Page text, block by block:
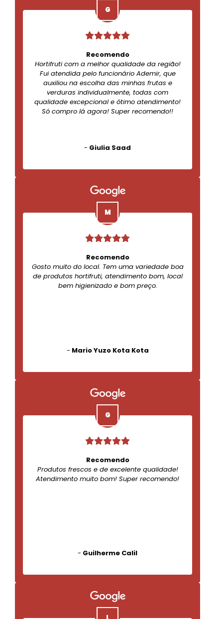
Recomendo
Hortifruti com a melhor qualidade da região!
Fui atendida pelo funcionário Ademir, que
auxiliou na escolha das minhas frutas e
verduras individualmente, todas com
qualidade excepcional e ótimo atendimento!
Só compro lá agora! Super recomendo!!
- Giulia Saad
Recomendo
Gosto muito do local. Tem uma variedade boa
de produtos hortifruti, atendimento bom, local
bem higienizado e bom preço.
- Mario Yuzo Kota Kota
Recomendo
Produtos frescos e de excelente qualidade!
Atendimento muito bom! Super recomendo!
- Guilherme Calil